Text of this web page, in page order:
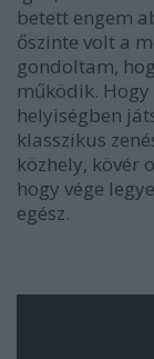
betett engem
őszinte volt a
gondoltam,
működik.
helyiségben
klasszikus
közhely, kövér
hogy vége
egész.